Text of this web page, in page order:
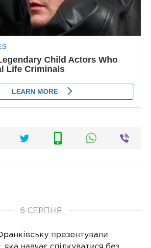
6 СЕРПНЯ
презентували